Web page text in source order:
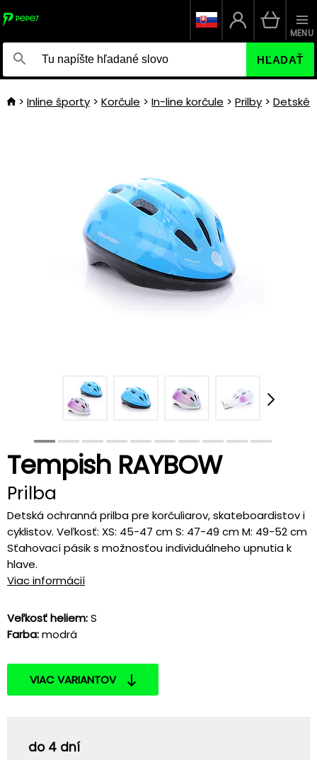
HĽADAŤ
MENU
Inline športy Korčule In-line korčule Prilby Detské
Tempish RAYBOW
Prilba
Detská ochranná prilba pre korčuliarov, skateboardistov i
cyklistov. Veľkosť: XS: 45-47 cm S: 47-49 cm M: 49-52 cm
Sťahovací pásik s možnosťou individuálneho upnutia k
hlave.
Viac informácií
Veľkosť heliem:S
Farba:modrá
VIAC VARIANTOV
do 4 dní